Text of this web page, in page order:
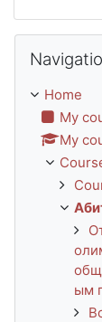
Home
My
My
ым